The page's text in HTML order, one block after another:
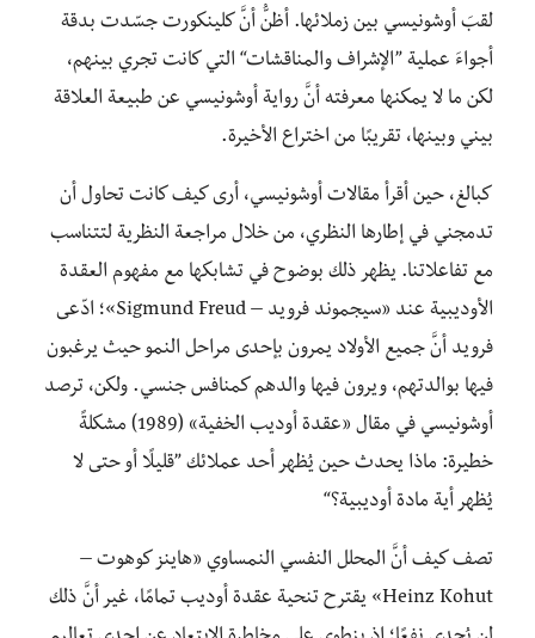
لقبَ أوشونيسي بين زملائها. أظنُّ أنَّ كلينكورت جسّدت بدقة
أجواءَ عملية ”الإشراف والمناقشات“ التي كانت تجري بينهم،
لكن ما لا يمكنها معرفته أنَّ رواية أوشونيسي عن طبيعة العلاقة
بيني وبينها، تقريبًا من اختراع الأخيرة.
كبالغ، حين أقرأ مقالات أوشونيسي، أرى كيف كانت تحاول أن
تدمجني في إطارها النظري، من خلال مراجعة النظرية لتتناسب
مع تفاعلاتنا. يظهر ذلك بوضوح في تشابكها مع مفهوم العقدة
الأوديبية عند «سيجموند فرويد – Sigmund Freud»؛ ادّعى
فرويد أنَّ جميع الأولاد يمرون بإحدى مراحل النمو حيث يرغبون
فيها بوالدتهم، ويرون فيها والدهم كمنافس جنسي. ولكن، ترصد
أوشونيسي في مقال «عقدة أوديب الخفية» (1989) مشكلةً
خطيرة: ماذا يحدث حين يُظهر أحد عملائك ”قليلًا أو حتى لا
يُظهر أية مادة أوديبية؟“
تصف كيف أنَّ المحلل النفسي النمساوي «هاينز كوهوت –
Heinz Kohut» يقترح تنحية عقدة أوديب تمامًا، غير أنَّ ذلك